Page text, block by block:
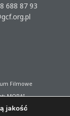
688 87 93
Filmowe
MORAI
jakość